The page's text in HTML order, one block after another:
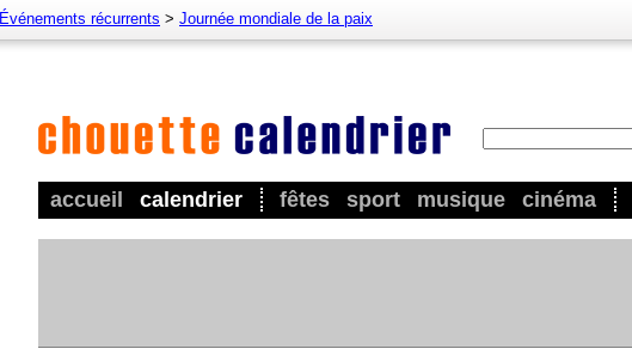
accueil calendrier fêtes sport musique cinéma
Événements récurrents > Journée mondiale de la paix